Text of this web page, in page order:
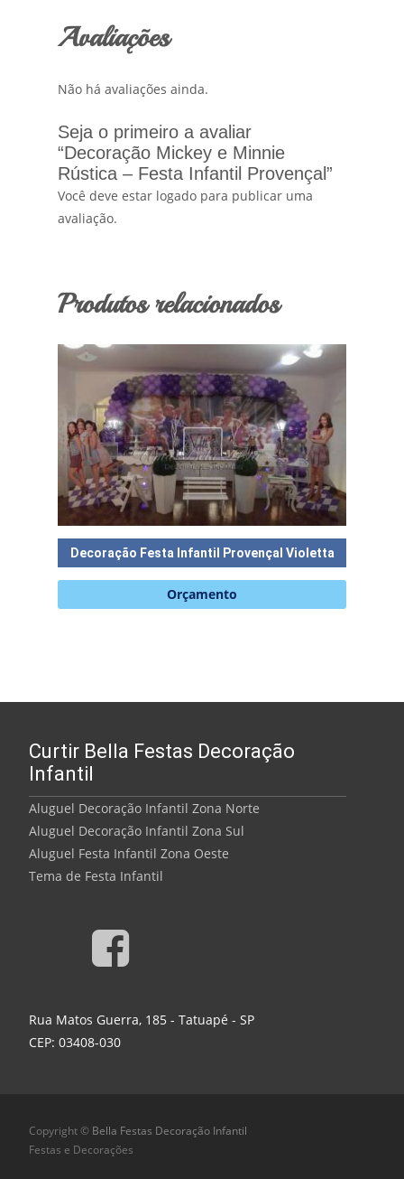
Avaliações
Não há avaliações ainda.
Seja o primeiro a avaliar
“Decoração Mickey e Minnie
Rústica – Festa Infantil Provençal”
Você deve estar logado para publicar uma
avaliação.
Produtos relacionados
Decoração Festa Infantil Provençal Violetta
Orçamento
Curtir Bella Festas Decoração
Infantil
Aluguel Decoração Infantil Zona Norte
Aluguel Decoração Infantil Zona Sul
Aluguel Festa Infantil Zona Oeste
Tema de Festa Infantil
Rua Matos Guerra, 185 - Tatuapé - SP
CEP: 03408-030
Copyright © Bella Festas Decoração Infantil
Festas e Decorações